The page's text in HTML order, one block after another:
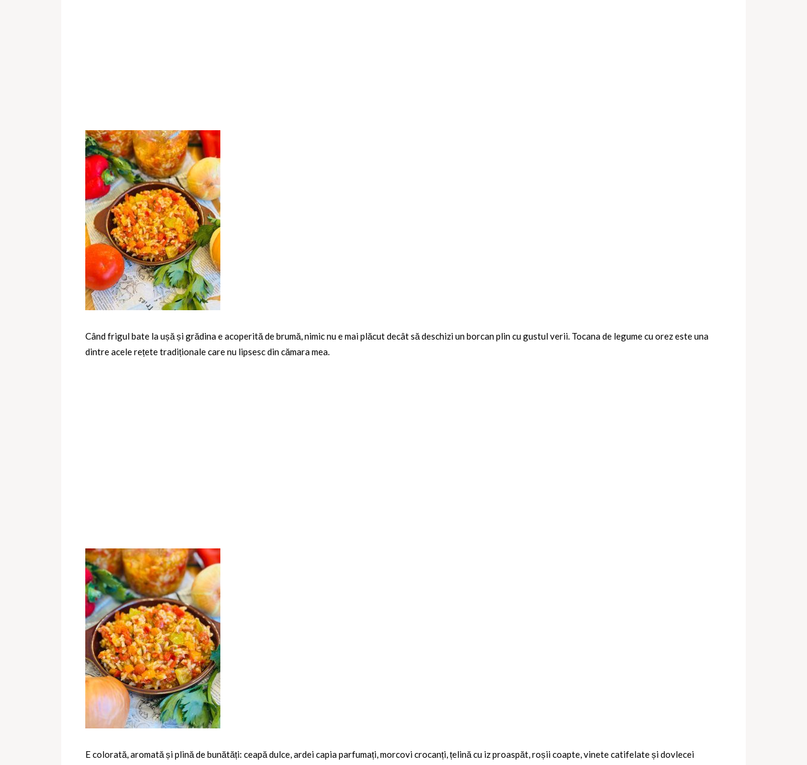
Când frigul bate la ușă și grădina e acoperită de brumă, nimic nu e mai plăcut decât să deschizi un borcan plin cu gustul verii. Tocana de legume cu orez este una
dintre acele rețete tradiționale care nu lipsesc din cămara mea.
E colorată, aromată și plină de bunătăți: ceapă dulce, ardei capia parfumați, morcovi crocanți, țelină cu iz proaspăt, roșii coapte, vinete catifelate și dovlecei